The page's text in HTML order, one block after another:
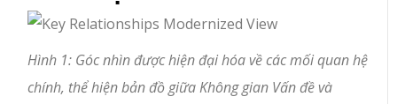
Hình 1: Góc nhìn được hiện đại hóa về các mối quan hệ
chính, thể hiện bản đồ giữa Không gian Vấn đề và